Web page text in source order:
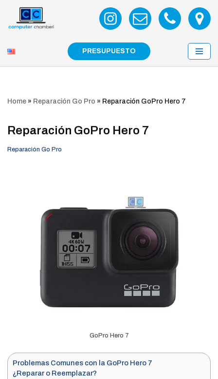
Saltar
PRESUPUESTO
Home » Reparación Go Pro » Reparación GoPro Hero 7
Reparación GoPro Hero 7
Reparación Go Pro
GoPro Hero 7
Problemas Comunes con la GoPro Hero 7
¿Reparar o Reemplazar?